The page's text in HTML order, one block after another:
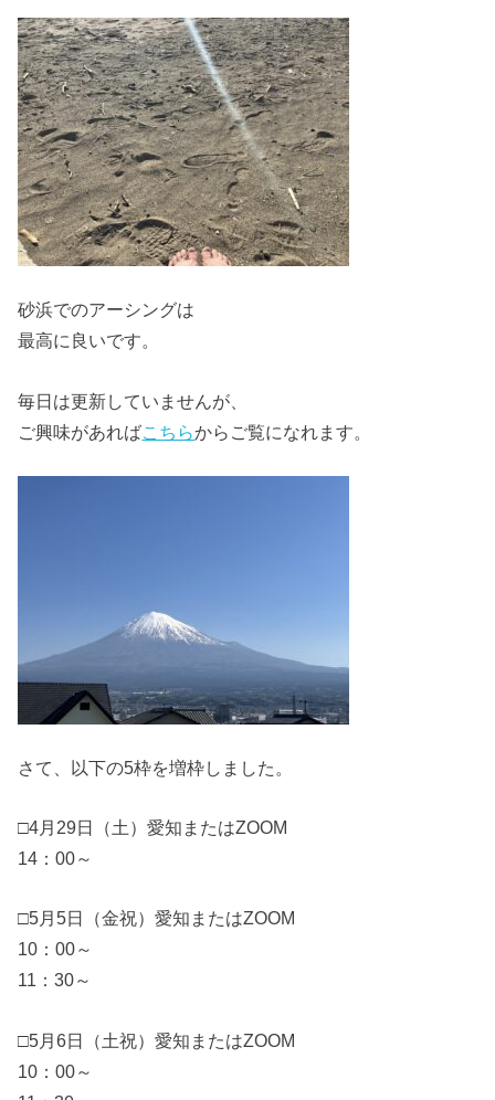
砂浜でのアーシングは
最高に良いです。
毎日は更新していませんが、
ご興味があれば こちらからご覧になれます。
さて、以下の5枠を増枠しました。
□4月29日（土）愛知またはZOOM
14：00～
□5月5日（金祝）愛知またはZOOM
10：00～
11：30～
□5月6日（土祝）愛知またはZOOM
10：00～